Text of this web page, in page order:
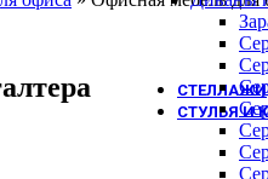
СТЕЛЛАЖИ
СТУЛЬЯ И